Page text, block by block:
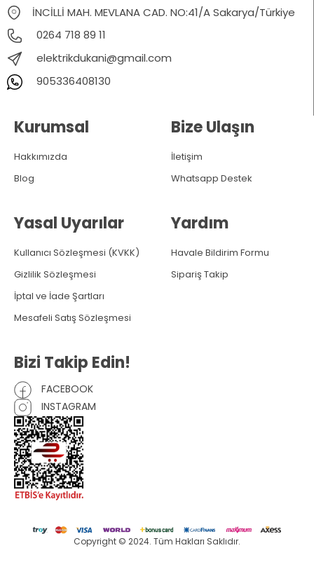
İNCİLLİ MAH. MEVLANA CAD. NO:41/A Sakarya/Türkiye
0264 718 89 11
elektrikdukani@gmail.com
905336408130
Kurumsal
Hakkımızda
Blog
Yasal Uyarılar
Kullanıcı Sözleşmesi (KVKK)
Gizlilik Sözleşmesi
İptal ve İade Şartları
Mesafeli Satış Sözleşmesi
Bize Ulaşın
İletişim
Whatsapp Destek
Yardım
Havale Bildirim Formu
Sipariş Takip
Bizi Takip Edin!
FACEBOOK
INSTAGRAM
Copyright © 2024. Tüm Hakları Saklıdır.